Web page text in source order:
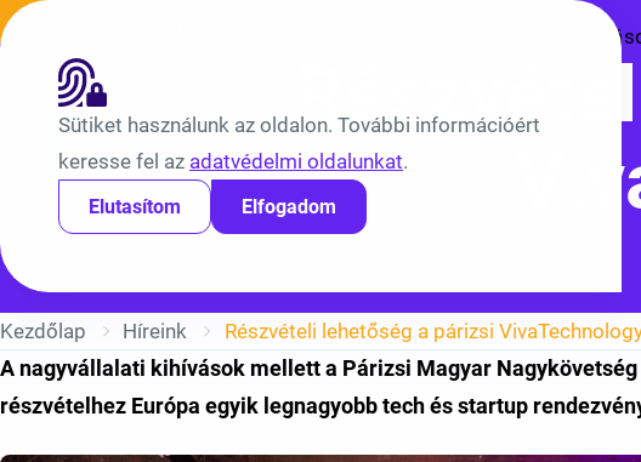
Sütiket használunk az oldalon. További információért
keresse fel az adatvédelmi oldalunkat.
Elutasítom Elfogadom
Kezdőlap
Híreink
Részvételi lehetőség a párizsi
A nagyvállalati kihívások mellett a Párizsi Magyar
részvételhez Európa egyik legnagyobb tech és startup